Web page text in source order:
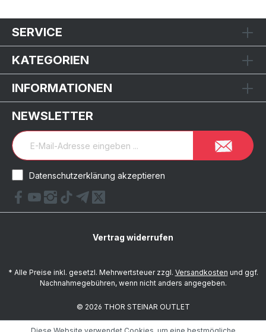
SERVICE
KATEGORIEN
INFORMATIONEN
NEWSLETTER
Datenschutzerklärung akzeptieren
Vertrag widerrufen
* Alle Preise inkl. gesetzl. Mehrwertsteuer zzgl. Versandkosten und ggf.
Nachnahmegebühren, wenn nicht anders angegeben.
© 2026 THOR STEINAR OUTLET